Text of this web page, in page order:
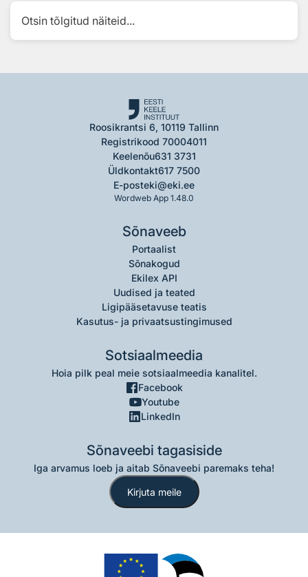
Otsin tõlgitud näiteid...
Roosikrantsi 6, 10119 Tallinn
Registrikood 70004011
Keelenõu631 3731
Üldkontakt617 7500
E-posteki@eki.ee
Wordweb App 1.48.0
Sõnaveeb
Portaalist
Sõnakogud
Ekilex API
Uudised ja teated
Ligipääsetavuse teatis
Kasutus- ja privaatsustingimused
Sotsiaalmeedia
Hoia pilk peal meie sotsiaalmeedia kanalitel.
Facebook
Youtube
LinkedIn
Sõnaveebi tagasiside
Iga arvamus loeb ja aitab Sõnaveebi paremaks teha!
Kirjuta meile